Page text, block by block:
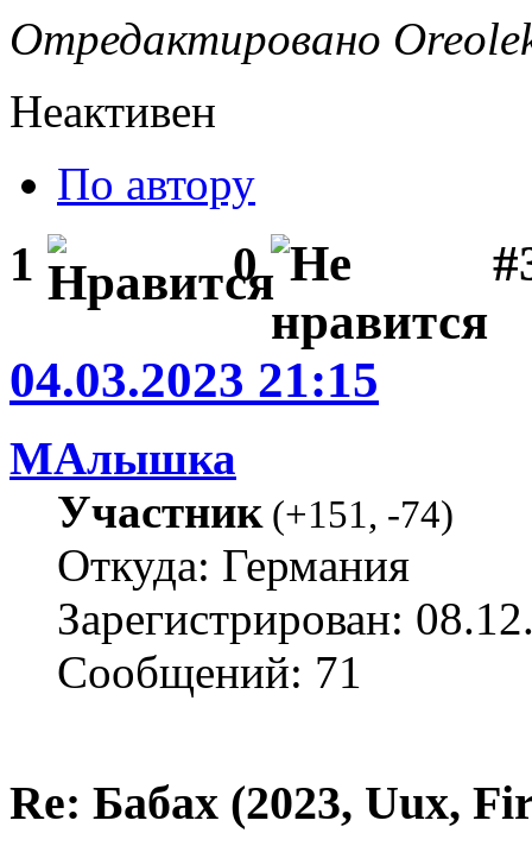
Отредактировано
Неактивен
По автору
1 0
04.03.2023 21:15
МАлышка
Участник(+151, -74)
Откуда: Германия
Зарегистрирован:
Сообщений: 71
Re: Бабах (2023, Uux,